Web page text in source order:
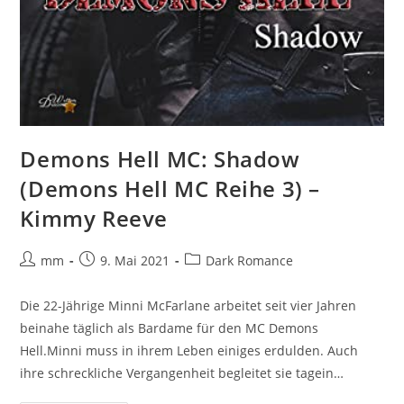
Demons Hell MC: Shadow
(Demons Hell MC Reihe 3) –
Kimmy Reeve
mm 9. Mai 2021 Dark Romance
Die 22-Jährige Minni McFarlane arbeitet seit vier Jahren
beinahe täglich als Bardame für den MC Demons
Hell.Minni muss in ihrem Leben einiges erdulden. Auch
ihre schreckliche Vergangenheit begleitet sie tagein…